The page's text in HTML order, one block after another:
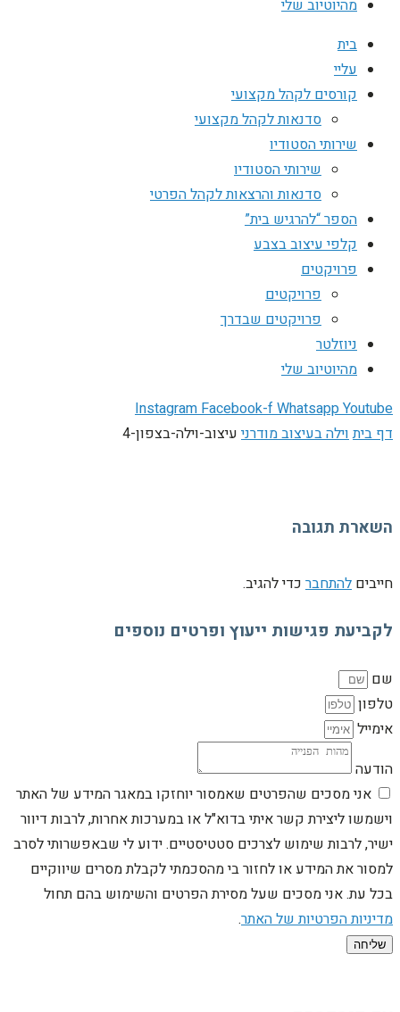
מהיוטיוב שלי
בית
עליי
קורסים לקהל מקצועי
סדנאות לקהל מקצועי
שירותי הסטודיו
שירותי הסטודיו
סדנאות והרצאות לקהל הפרטי
הספר “להרגיש בית”
קלפי עיצוב בצבע
פרויקטים
פרויקטים
פרויקטים שבדרך
ניוזלטר
מהיוטיוב שלי
InstagramFacebook-fWhatsappYoutube
דף ביתוילה בעיצוב מודרני עיצוב-וילה-בצפון-4
השארת תגובה
חייבים להתחבר כדי להגיב.
לקביעת פגישות ייעוץ ופרטים נוספים
שם
טלפון
אימייל
הודעה
אני מסכים שהפרטים שאמסור יוחזקו במאגר המידע של האתר
וישמשו ליצירת קשר איתי בדוא"ל או במערכות אחרות, לרבות דיוור
ישיר, לרבות שימוש לצרכים סטטיסטיים. ידוע לי שבאפשרותי לסרב
למסור את המידע או לחזור בי מהסכמתי לקבלת מסרים שיווקיים
בכל עת. אני מסכים שעל מסירת הפרטים והשימוש בהם תחול
מדיניות הפרטיות של האתר.
שליחה